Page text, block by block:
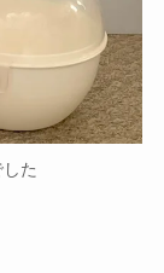
た